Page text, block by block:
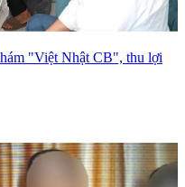
"Việt Nhật CB", thu lợi